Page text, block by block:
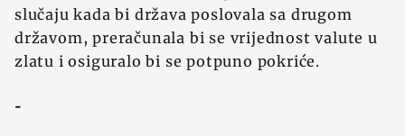
slučaju kada bi država poslovala sa drugom
državom, preračunala bi se vrijednost valute u
zlatu i osiguralo bi se potpuno pokriće.
-